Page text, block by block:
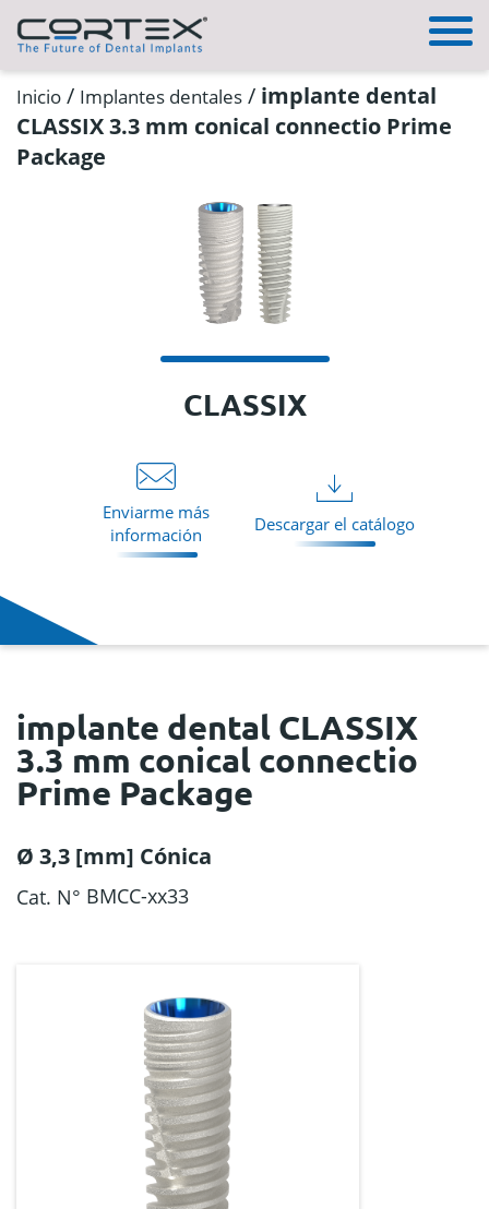
Inicio / Implantes dentales / implante dental
CLASSIX 3.3 mm conical connectio Prime
Package
CLASSIX
Enviarme más
información
Descargar el catálogo
implante dental CLASSIX
3.3 mm conical connectio
Prime Package
Ø 3,3 [mm] Cónica
Cat. N° BMCC-xx33